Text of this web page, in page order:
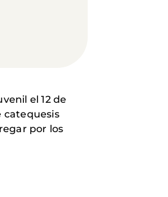
el 12 de
catequesis
por los